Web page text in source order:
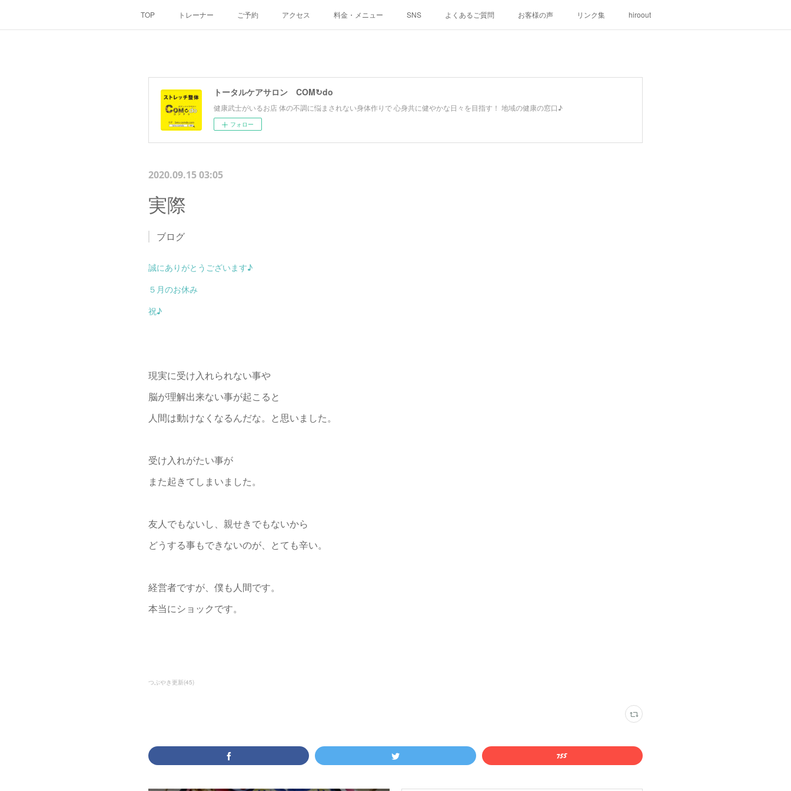
TOP トレーナー ご予約 アクセス 料金・メニュー SNS よくあるご質問 お客様の声 リンク集 hiroout
トータルケアサロン COM↻do
健康武士がいるお店 体の不調に悩まされない身体作りで 心身共に健やかな日々を目指す！ 地域の健康の窓口♪
フォロー
2020.09.15 03:05
実際
ブログ
誠にありがとうございます♪
５月のお休み
祝♪
現実に受け入れられない事や
脳が理解出来ない事が起こると
人間は動けなくなるんだな。と思いました。
受け入れがたい事が
また起きてしまいました。
友人でもないし、親せきでもないから
どうする事もできないのが、とても辛い。
経営者ですが、僕も人間です。
本当にショックです。
つぶやき更新(45)